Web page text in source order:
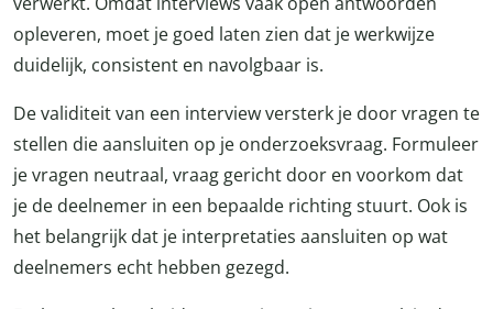
opleveren, moet je goed laten zien dat je werkwijze
duidelijk, consistent en navolgbaar is.
De validiteit van een interview versterk je door vragen te
stellen die aansluiten op je onderzoeksvraag. Formuleer
je vragen neutraal, vraag gericht door en voorkom dat
je de deelnemer in een bepaalde richting stuurt. Ook is
het belangrijk dat je interpretaties aansluiten op wat
deelnemers echt hebben gezegd.